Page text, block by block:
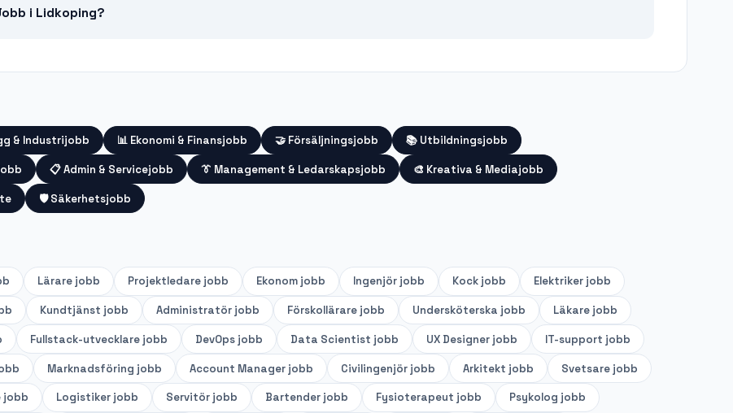
i Lidkoping?
& Industrijobb 📊 Ekonomi & Finansjobb 🤝 Försäljningsjobb 📚 Utbildningsjobb
📋Admin & Servicejobb 👔 Management & Ledarskapsjobb 🎨 Kreativa & Mediajobb
🛡️ Säkerhetsjobb
Lärare jobb Projektledare jobb Ekonom jobb Ingenjör jobb Kock jobb Elektriker jobb
Kundtjänst jobb Administratör jobb Förskollärare jobb Undersköterska jobb Läkare jobb
Fullstack-utvecklare jobb DevOps jobb Data Scientist jobb UX Designer jobb IT-support jobb
Marknadsföring jobb Account Manager jobb Civilingenjör jobb Arkitekt jobb Svetsare jobb
jobb Logistiker jobb Servitör jobb Bartender jobb Fysioterapeut jobb Psykolog jobb